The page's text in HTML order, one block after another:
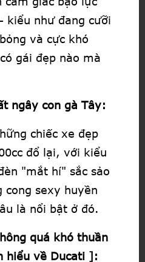
kiểu như đang cưỡi
và cực khó
gái đẹp nào mà
ngây con gà Tây:
chiếc xe đẹp
đổ lại, với kiểu
"mắt hí" sắc sảo
cong sexy huyền
là nổi bật ở đó.
quá khó thuần
hiểu về Ducati ]: